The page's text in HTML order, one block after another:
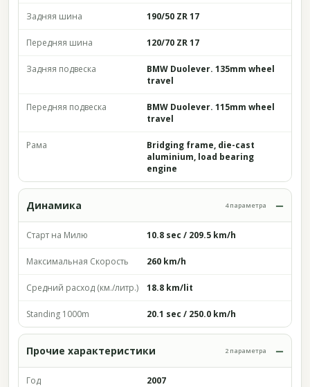
Задняя шина 190/50 ZR 17
Передняя шина 120/70 ZR 17
Задняя подвеска
BMW Duolever. 135mm wheel
travel
Передняя подвеска
BMW Duolever. 115mm wheel
travel
Рама
Bridging frame, die-cast
aluminium, load bearing
engine
Динамика 4 параметра
Старт на Милю 10.8 sec / 209.5 km/h
Максимальная Скорость 260 km/h
Средний расход (км./литр.) 18.8 km/lit
Standing 1000m 20.1 sec / 250.0 km/h
Прочие характеристики 2 параметра
Год 2007